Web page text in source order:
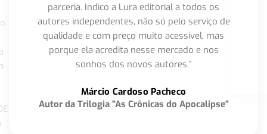
parceria. Indico a Lura editorial a todos os
autores independentes, não só pelo serviço de
qualidade e com preço muito acessível, mas
porque ela acredita nesse mercado e nos
sonhos dos novos autores.”
Márcio Cardoso Pacheco
Autor da Trilogia "As Crônicas do Apocalipse"